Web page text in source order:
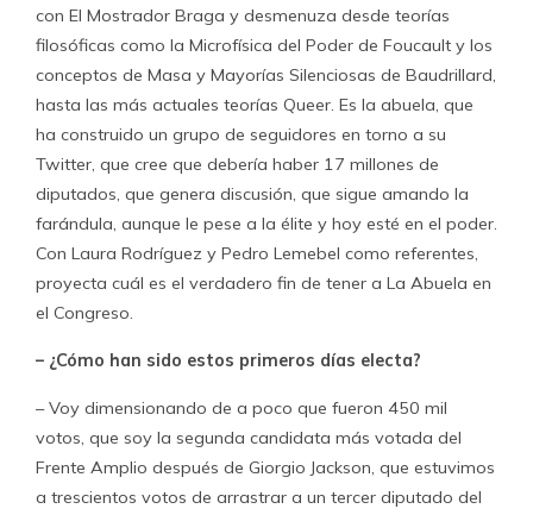
con El Mostrador Braga y desmenuza desde teorías
filosóficas como la Microfísica del Poder de Foucault y los
conceptos de Masa y Mayorías Silenciosas de Baudrillard,
hasta las más actuales teorías Queer. Es la abuela, que
ha construido un grupo de seguidores en torno a su
Twitter, que cree que debería haber 17 millones de
diputados, que genera discusión, que sigue amando la
farándula, aunque le pese a la élite y hoy esté en el poder.
Con Laura Rodríguez y Pedro Lemebel como referentes,
proyecta cuál es el verdadero fin de tener a La Abuela en
el Congreso.
– ¿Cómo han sido estos primeros días electa?
– Voy dimensionando de a poco que fueron 450 mil
votos, que soy la segunda candidata más votada del
Frente Amplio después de Giorgio Jackson, que estuvimos
a trescientos votos de arrastrar a un tercer diputado del